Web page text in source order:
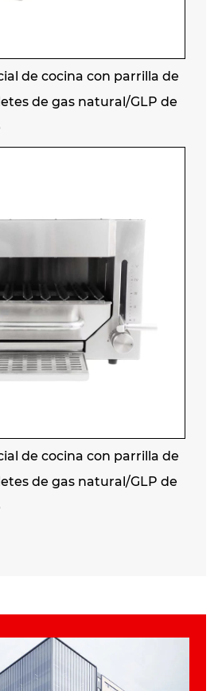
de cocina con parrilla de
de gas natural/GLP de
de cocina con parrilla de
de gas natural/GLP de